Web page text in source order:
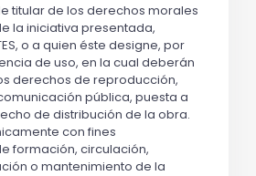
titular de los derechos morales
la iniciativa presentada,
o a quien éste designe, por
de uso, en la cual deberán
derechos de reproducción,
pública, puesta a
de distribución de la obra.
con fines
formación, circulación,
o mantenimiento de la